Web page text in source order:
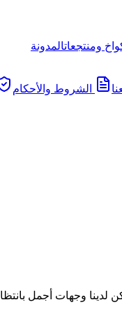
ومنتجعاتالمدونة
الشروط والأحكام
لدينا وجهات أجمل